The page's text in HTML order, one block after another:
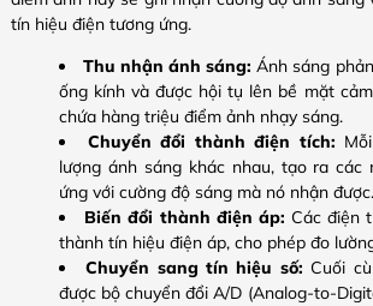
tín hiệu điện tương ứng.
Thu nhận ánh sáng: Ánh sáng
ống kính và được hội tụ lên bề mặt
chứa hàng triệu điểm ảnh nhạy sáng.
Chuyển đổi thành điện tích:
lượng ánh sáng khác nhau, tạo ra các
ứng với cường độ sáng mà nó nhận được.
Biến đổi thành điện áp: Các điện
thành tín hiệu điện áp, cho phép đo
Chuyển sang tín hiệu số: Cuối
được bộ chuyển đổi A/D (Analog-to-